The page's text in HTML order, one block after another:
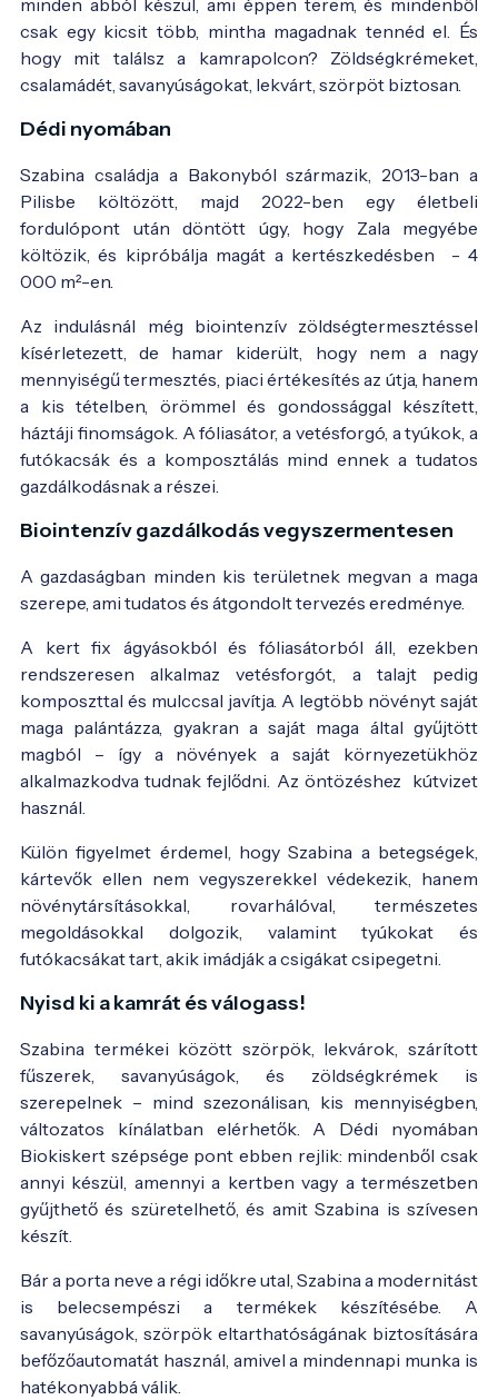
csak egy kicsit több, mintha magadnak tennéd el. És
hogy mit találsz a kamrapolcon? Zöldségkrémeket,
csalamádét, savanyúságokat, lekvárt, szörpöt biztosan.
Dédi nyomában
Szabina családja a Bakonyból származik, 2013-ban a
Pilisbe költözött, majd 2022-ben egy életbeli
fordulópont után döntött úgy, hogy Zala megyébe
költözik, és kipróbálja magát a kertészkedésben - 4
000 m²-en.
Az indulásnál még biointenzív zöldségtermesztéssel
kísérletezett, de hamar kiderült, hogy nem a nagy
mennyiségű termesztés, piaci értékesítés az útja, hanem
a kis tételben, örömmel és gondossággal készített,
háztáji finomságok. A fóliasátor, a vetésforgó, a tyúkok, a
futókacsák és a komposztálás mind ennek a tudatos
gazdálkodásnak a részei.
Biointenzív gazdálkodás vegyszermentesen
A gazdaságban minden kis területnek megvan a maga
szerepe, ami tudatos és átgondolt tervezés eredménye.
A kert fix ágyásokból és fóliasátorból áll, ezekben
rendszeresen alkalmaz vetésforgót, a talajt pedig
komposzttal és mulccsal javítja. A legtöbb növényt saját
maga palántázza, gyakran a saját maga által gyűjtött
magból – így a növények a saját környezetükhöz
alkalmazkodva tudnak fejlődni. Az öntözéshez kútvizet
használ.
Külön figyelmet érdemel, hogy Szabina a betegségek,
kártevők ellen nem vegyszerekkel védekezik, hanem
növénytársításokkal, rovarhálóval, természetes
megoldásokkal dolgozik, valamint tyúkokat és
futókacsákat tart, akik imádják a csigákat csipegetni.
Nyisd ki a kamrát és válogass!
Szabina termékei között szörpök, lekvárok, szárított
fűszerek, savanyúságok, és zöldségkrémek is
szerepelnek – mind szezonálisan, kis mennyiségben,
változatos kínálatban elérhetők. A Dédi nyomában
Biokiskert szépsége pont ebben rejlik: mindenből csak
annyi készül, amennyi a kertben vagy a természetben
gyűjthető és szüretelhető, és amit Szabina is szívesen
készít.
Bár a porta neve a régi időkre utal, Szabina a modernitást
is belecsempészi a termékek készítésébe. A
savanyúságok, szörpök eltarthatóságának biztosítására
befőzőautomatát használ, amivel a mindennapi munka is
hatékonyabbá válik.